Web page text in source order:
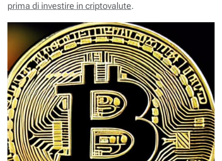
prima di investire in criptovalute.